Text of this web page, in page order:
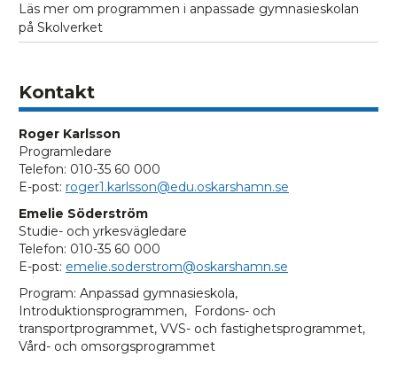
Läs mer om programmen i anpassade gymnasieskolan
på Skolverket
Kontakt
Roger Karlsson
Programledare
Telefon: 010-35 60 000
E-post: roger1.karlsson@edu.oskarshamn.se
Emelie Söderström
Studie- och yrkesvägledare
Telefon: 010-35 60 000
E-post: emelie.soderstrom@oskarshamn.se
Program: Anpassad gymnasieskola,
Introduktionsprogrammen, Fordons- och
transportprogrammet, VVS- och fastighetsprogrammet,
Vård- och omsorgsprogrammet